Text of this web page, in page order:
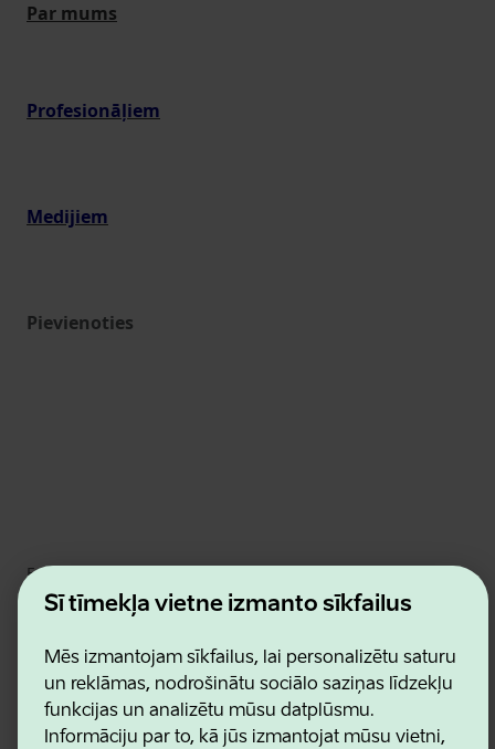
Šī tīmekļa vietne izmanto sīkfailus
Mēs izmantojam sīkfailus, lai personalizētu saturu
un reklāmas, nodrošinātu sociālo saziņas līdzekļu
funkcijas un analizētu mūsu datplūsmu.
Informāciju par to, kā jūs izmantojat mūsu vietni,
Par mums
Profesionāļiem
Medijiem
Pievienoties
Estonian Business and Innovation Agency
Kontakti
Sadarbības partneri
Sīkdatņu un konfidencialitātes politika